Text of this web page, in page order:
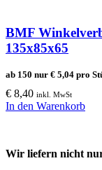
BMF
135x85x65
ab 150 nur € 5,04 pro
€ 8,40 inkl. MwSt
In den Warenkorb
Wir liefern nicht